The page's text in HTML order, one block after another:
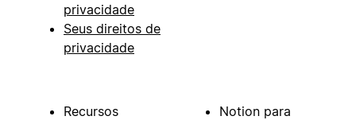
privacidade
Seus direitos de
privacidade
Recursos
Notion para